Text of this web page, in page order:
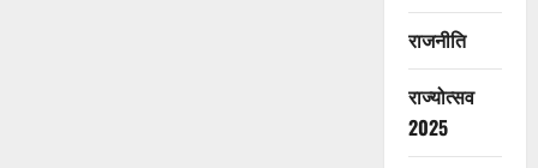
राजनीति
राज्योत्सव
2025